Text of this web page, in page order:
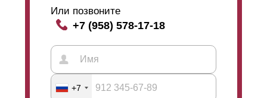
Или позвоните
+7 (958) 578-17-18
+7